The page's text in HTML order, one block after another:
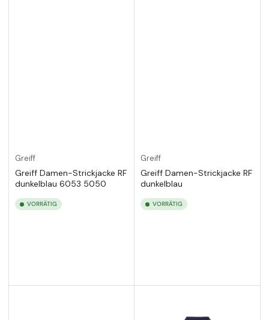
Greiff
Greiff Damen-Strickjacke RF
dunkelblau 6053 5050
VORRÄTIG
Greiff
Greiff Damen-Strickjacke RF
dunkelblau
VORRÄTIG